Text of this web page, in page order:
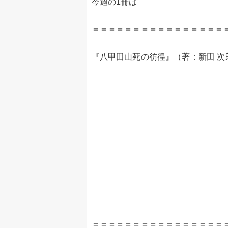
＝＝＝＝＝＝＝＝＝＝＝＝＝＝＝＝
『八甲田山死の彷徨』（著：新田 次
＝＝＝＝＝＝＝＝＝＝＝＝＝＝＝＝